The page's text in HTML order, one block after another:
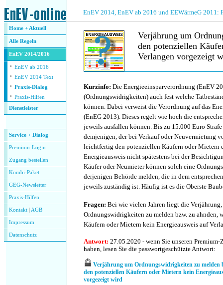
EnEV 2014, EnEV ab 2016 und EEWärmeG 2011:
Home + Aktuell
Alle Regeln
EnEV 2014/2016
· EnEV ab 2016
· EnEV 2014 Text
· Praxis-Dialog
· Praxis-Hilfen
Dienstleister
Service + Dialog
Premium-Login
Zugang bestellen
Kombi-Paket
GEG-Newsletter
Praxis-Hilfen
Kontakt AGB
Impressum
Datenschutz
Verjährung um
den potenziellen
Verlangen vorgezeigt
Kurzinfo: Die Energieeinsparverordnung (EnEV
(Ordnungswidrigkeiten) auch fest welche
können. Dabei verweist die Verordnung auf das
(EnEG 2013). Dieses regelt wie hoch die
jeweils ausfallen können. Bis zu 15.000 Euro
demjenigen, der bei Verkauf oder Neuvermietung
leichtfertig den potenziellen Käufern oder Mietern
Energieausweis nicht spätestens bei der
Käufer oder Neumieter können solch eine
derjenigen Behörde melden, die in dem
jeweils zuständig ist. Häufig ist es die Oberste
Fragen: Bei wie vielen Jahren liegt die Verjährung,
Ordnungswidrigkeiten zu melden bzw. zu ahnden,
Käufern oder Mietern kein Energieausweis auf
Antwort: 27.05.2020 - wenn Sie unseren
haben, lesen Sie die passwortgeschützte Antwort:
Verjährung um Ordnungswidrigkeiten zu melden
den potenziellen Käufern oder Mietern kein
vorgezeigt wird